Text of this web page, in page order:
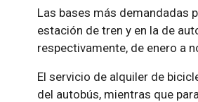
Las bases más demandadas
estación de tren y en la de
respectivamente, de enero a
El servicio de alquiler de
del autobús, mientras que